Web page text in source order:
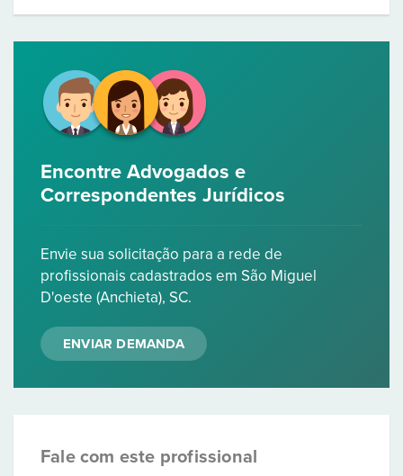
Encontre Advogados e
Correspondentes Jurídicos
Envie sua solicitação para a rede de
profissionais cadastrados em São Miguel
D'oeste (Anchieta), SC.
ENVIAR DEMANDA
Fale com este profissional